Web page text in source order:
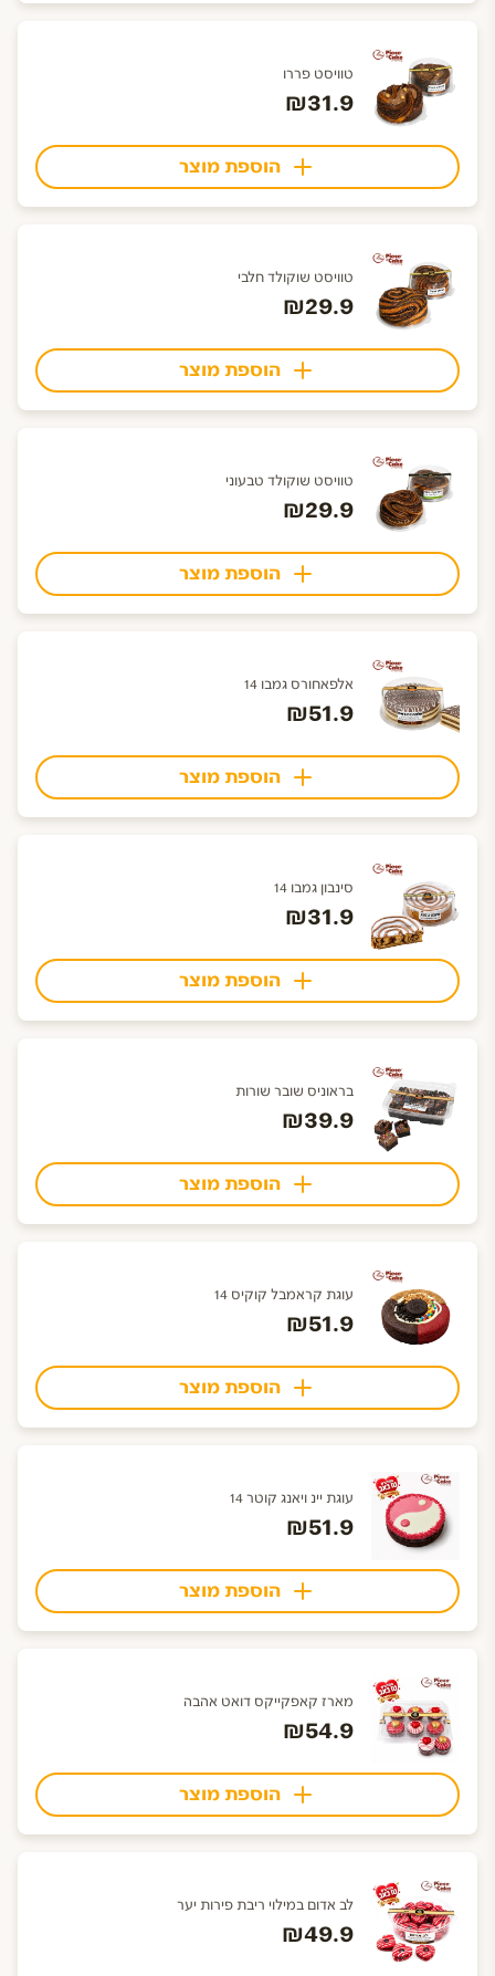
טוויסט פררו
₪31.9
הוספת מוצר
טוויסט שוקולד חלבי
₪29.9
הוספת מוצר
טוויסט שוקולד טבעוני
₪29.9
הוספת מוצר
אלפאחורס גמבו 14
₪51.9
הוספת מוצר
סינבון גמבו 14
₪31.9
הוספת מוצר
בראוניס שובר שורות
₪39.9
הוספת מוצר
עוגת קראמבל קוקיס 14
₪51.9
הוספת מוצר
עוגת יינ ויאנג קוטר 14
₪51.9
הוספת מוצר
מארז קאפקייקס דואט אהבה
₪54.9
הוספת מוצר
לב אדום במילוי ריבת פירות יער
₪49.9